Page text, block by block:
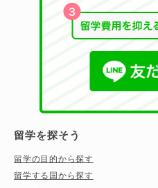
留学を探そう
留学の目的から探す
留学する国から探す